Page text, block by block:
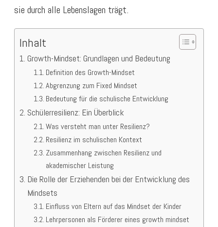
sie durch alle Lebenslagen trägt.
Inhalt
Growth-Mindset: Grundlagen und Bedeutung
Definition des Growth-Mindset
Abgrenzung zum Fixed Mindset
Bedeutung für die schulische Entwicklung
Schülerresilienz: Ein Überblick
Was versteht man unter Resilienz?
Resilienz im schulischen Kontext
Zusammenhang zwischen Resilienz und
akademischer Leistung
Die Rolle der Erziehenden bei der Entwicklung des
Mindsets
Einfluss von Eltern auf das Mindset der Kinder
Lehrpersonen als Förderer eines growth mindset